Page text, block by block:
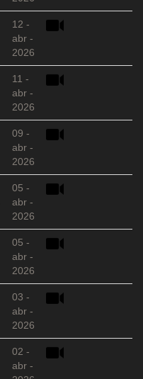
12 -
abr -
2026
11 -
abr -
2026
09 -
abr -
2026
05 -
abr -
2026
05 -
abr -
2026
03 -
abr -
2026
02 -
abr -